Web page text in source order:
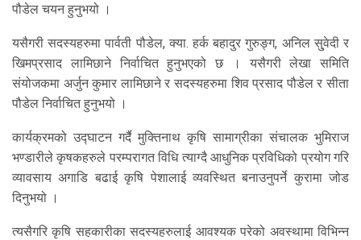
पौडेल चयन हुनुभयो ।
यसैगरी सदस्यहरुमा पार्वती पौडेल, क्या. हर्क बहादुर गुरुङ्ग, अनिल सु्वेदी र
खिमप्रसाद लामिछाने निर्वाचित हुनुभएको छ । यसैगरी लेखा समिति
संयोजकमा अर्जुन कुमार लामिछाने र सदस्यहरुमा शिव प्रसाद पौडेल र सीता
पौडेल निर्वाचित हुनुभयो ।
कार्यक्रमको उद्घाटन गर्दै मुक्तिनाथ कृषि सामाग्रीका संचालक भुमिराज
भण्डारीले कृषकहरुले परम्परागत विधि त्याग्दै आधुनिक प्रविधिको प्रयोग गरि
व्यावसाय अगाडि बढाई कृषि पेशालाई व्यवस्थित बनाउनुपर्ने कुरामा जोड
दिनुभयो ।
त्यसैगरि कृषि सहकारीका सदस्यहरुलाई आवश्यक परेको अवस्थामा विभिन्न